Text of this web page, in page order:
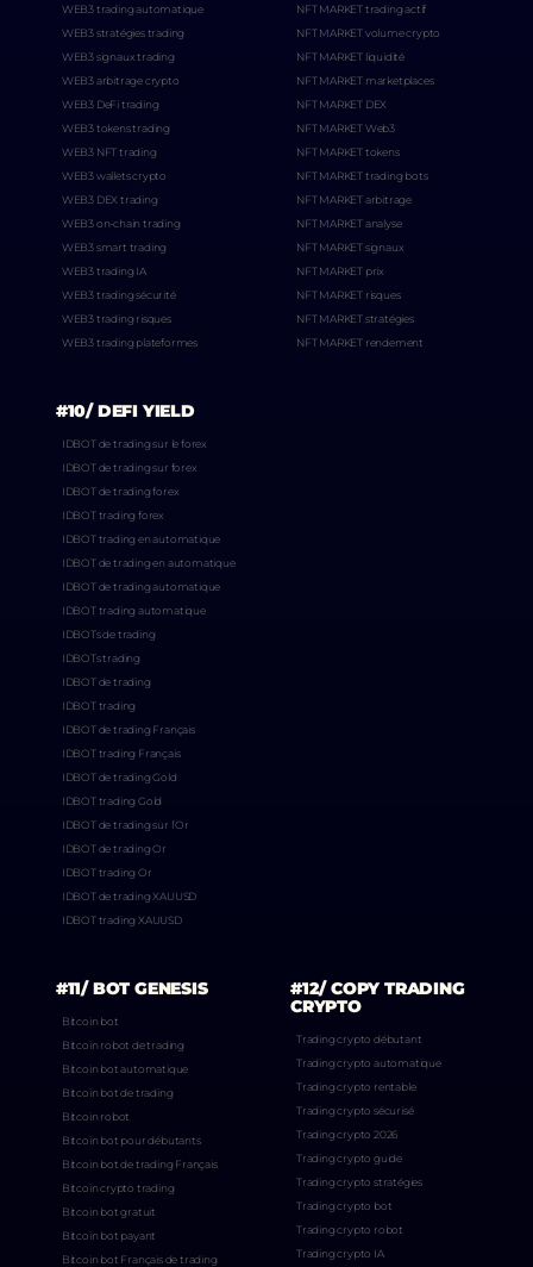
WEB3 trading automatique
WEB3 stratégies trading
WEB3 signaux trading
WEB3 arbitrage crypto
WEB3 DeFi trading
WEB3 tokens trading
WEB3 NFT trading
WEB3 wallets crypto
WEB3 DEX trading
WEB3 on-chain trading
WEB3 smart trading
WEB3 trading IA
WEB3 trading sécurité
WEB3 trading risques
WEB3 trading plateformes
NFT MARKET trading actif
NFT MARKET volume crypto
NFT MARKET liquidité
NFT MARKET marketplaces
NFT MARKET DEX
NFT MARKET Web3
NFT MARKET tokens
NFT MARKET trading bots
NFT MARKET arbitrage
NFT MARKET analyse
NFT MARKET signaux
NFT MARKET prix
NFT MARKET risques
NFT MARKET stratégies
NFT MARKET rendement
#10/ DEFI YIELD
IDBOT de trading sur le forex
IDBOT de trading sur forex
IDBOT de trading forex
IDBOT trading forex
IDBOT trading en automatique
IDBOT de trading en automatique
IDBOT de trading automatique
IDBOT trading automatique
IDBOTs de trading
IDBOTs trading
IDBOT de trading
IDBOT trading
IDBOT de trading Français
IDBOT trading Français
IDBOT de trading Gold
IDBOT trading Gold
IDBOT de trading sur l’Or
IDBOT de trading Or
IDBOT trading Or
IDBOT de trading XAUUSD
IDBOT trading XAUUSD
#11/ BOT GENESIS
Bitcoin bot
Bitcoin robot de trading
Bitcoin bot automatique
Bitcoin bot de trading
Bitcoin robot
Bitcoin bot pour débutants
Bitcoin bot de trading Français
Bitcoin crypto trading
Bitcoin bot gratuit
Bitcoin bot payant
Bitcoin bot Français de trading
#12/ COPY TRADING
CRYPTO
Trading crypto débutant
Trading crypto automatique
Trading crypto rentable
Trading crypto sécurisé
Trading crypto 2026
Trading crypto guide
Trading crypto stratégies
Trading crypto bot
Trading crypto robot
Trading crypto IA